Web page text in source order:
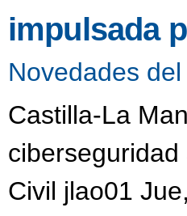
impulsada
Novedades
Castilla-La
Civil jlao01